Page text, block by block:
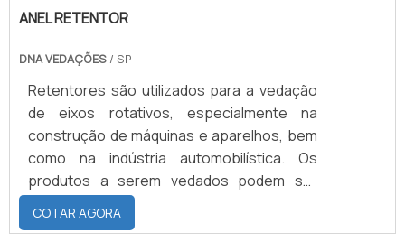
ANEL RETENTOR
DNA VEDAÇÕES / SP
Retentores são utilizados para a vedação
de eixos rotativos, especialmente na
construção de máquinas e aparelhos, bem
como na indústria automobilística. Os
produtos a serem vedados podem ser
pastosos, líquidos ou em forma de gás. Na
maioria das vezes trata-se da vedação de
COTAR AGORA